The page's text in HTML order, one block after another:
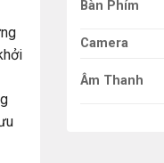
Bàn Phím
Camera
Âm Thanh